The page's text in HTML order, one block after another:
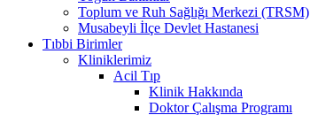
Toplum ve Ruh Sağlığı Merkezi (TRSM)
Musabeyli İlçe Devlet Hastanesi
Tıbbi Birimler
Kliniklerimiz
Acil Tıp
Klinik Hakkında
Doktor Çalışma Programı